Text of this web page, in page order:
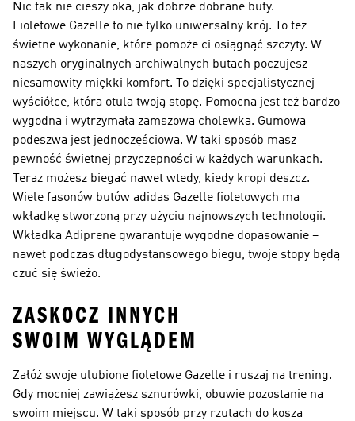
Nic tak nie cieszy oka, jak dobrze dobrane buty.
Fioletowe Gazelle to nie tylko uniwersalny krój. To też
świetne wykonanie, które pomoże ci osiągnąć szczyty. W
naszych oryginalnych archiwalnych butach poczujesz
niesamowity miękki komfort. To dzięki specjalistycznej
wyściółce, która otula twoją stopę. Pomocna jest też bardzo
wygodna i wytrzymała zamszowa cholewka. Gumowa
podeszwa jest jednoczęściowa. W taki sposób masz
pewność świetnej przyczepności w każdych warunkach.
Teraz możesz biegać nawet wtedy, kiedy kropi deszcz.
Wiele fasonów butów adidas Gazelle fioletowych ma
wkładkę stworzoną przy użyciu najnowszych technologii.
Wkładka Adiprene gwarantuje wygodne dopasowanie –
nawet podczas długodystansowego biegu, twoje stopy będą
czuć się świeżo.
ZASKOCZ INNYCH
SWOIM WYGLĄDEM
Załóż swoje ulubione fioletowe Gazelle i ruszaj na trening.
Gdy mocniej zawiążesz sznurówki, obuwie pozostanie na
swoim miejscu. W taki sposób przy rzutach do kosza